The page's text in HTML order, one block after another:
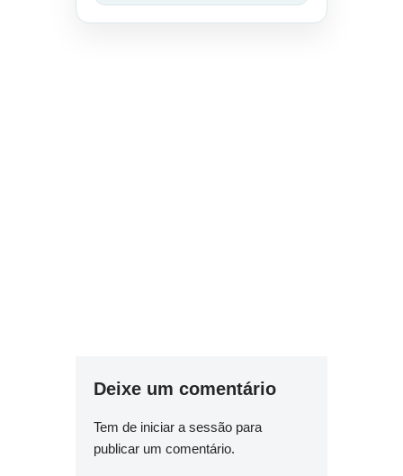
Deixe um comentário
Tem de iniciar a sessão para
publicar um comentário.